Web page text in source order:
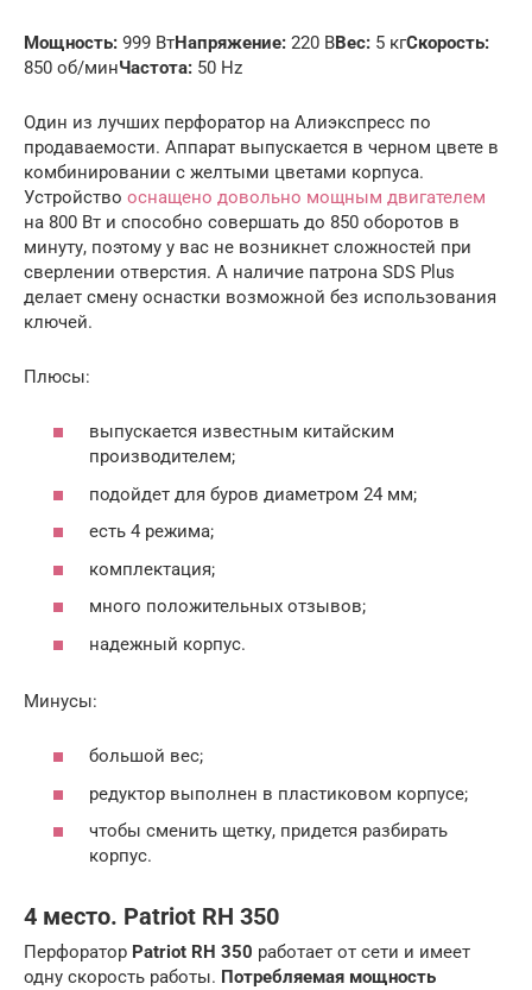
Мощность: 999 ВтНапряжение: 220 ВВес: 5 кгСкорость:
850 об/минЧастота: 50 Hz
Один из лучших перфоратор на Алиэкспресс по
продаваемости. Аппарат выпускается в черном цвете в
комбинировании с желтыми цветами корпуса.
Устройство оснащено довольно мощным двигателем
на 800 Вт и способно совершать до 850 оборотов в
минуту, поэтому у вас не возникнет сложностей при
сверлении отверстия. А наличие патрона SDS Plus
делает смену оснастки возможной без использования
ключей.
Плюсы:
выпускается известным китайским
производителем;
подойдет для буров диаметром 24 мм;
есть 4 режима;
комплектация;
много положительных отзывов;
надежный корпус.
Минусы:
большой вес;
редуктор выполнен в пластиковом корпусе;
чтобы сменить щетку, придется разбирать
корпус.
4 место. Patriot RH 350
Перфоратор Patriot RH 350 работает от сети и имеет
одну скорость работы. Потребляемая мощность